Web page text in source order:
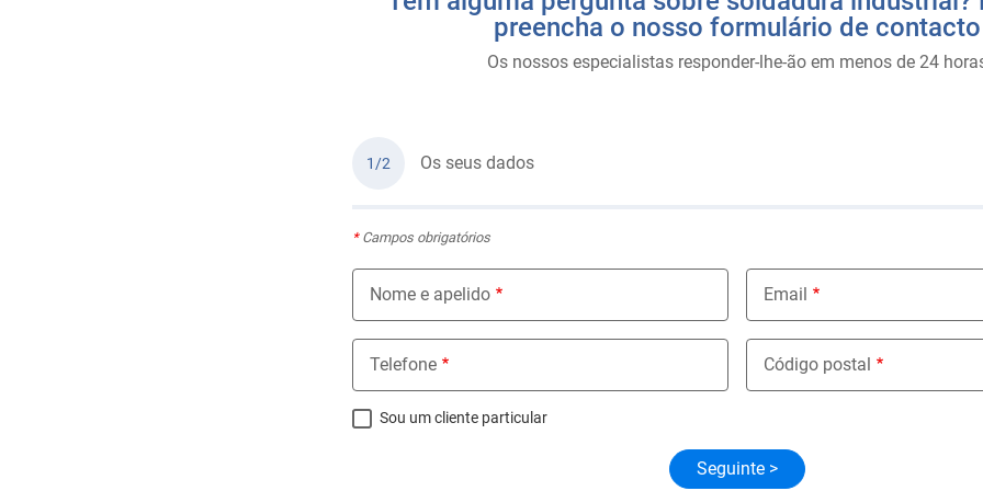
preencha o nosso formulário de contacto
Os nossos especialistas responder-lhe-ão em menos de 24
1/2 Os seus dados
*Campos obrigatórios
Nome e apelido Email
Telefone Código postal
Sou um cliente particular